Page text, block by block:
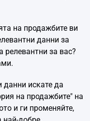
на продажбите ви
данни за
релевантни за вас?
данни искате да
на продажбите" на
и ги променяйте,